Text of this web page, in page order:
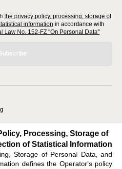
the privacy policy, processing, storage of
information in accordance with
Law No. 152-FZ "On Personal Data"
Processing, Storage of
of Statistical Information
Storage of Personal Data, and
defines the Operator's policy